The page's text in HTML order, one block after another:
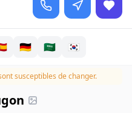
🇩🇪 🇸🇦 🇰🇷
susceptibles de changer.